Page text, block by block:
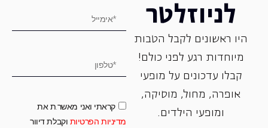
לניוזלטר
היו ראשונים לקבל הטבות
מיוחדות רגע לפני כולם!
קבלו עדכונים על מופעי
אופרה, ‏מחול, ‏מוסיקה,
ומופעי הילדים.
קראתי ואני מאשר.ת את
מדיניות הפרטיות וקבלת דיוור